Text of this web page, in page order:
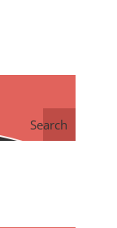
Search